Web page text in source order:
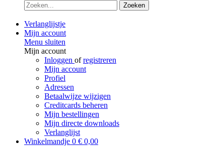
Zoeken
Verlanglijstje
Mijn account
Menu sluiten
Mijn account
Inloggen ofregistreren
Mijn account
Profiel
Adressen
Betaalwijze wijzigen
Creditcards beheren
Mijn bestellingen
Mijn directe downloads
Verlanglijst
Winkelmandje 0 € 0,00